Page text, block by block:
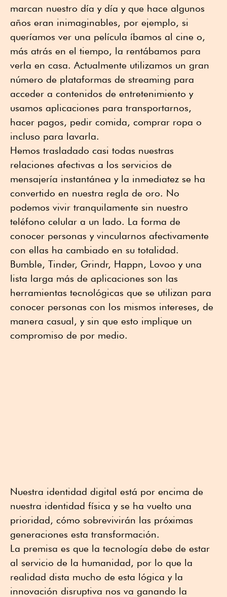
marcan nuestro día y día y que hace algunos
años eran inimaginables, por ejemplo, si
queríamos ver una película íbamos al cine o,
más atrás en el tiempo, la rentábamos para
verla en casa. Actualmente utilizamos un gran
número de plataformas de streaming para
acceder a contenidos de entretenimiento y
usamos aplicaciones para transportarnos,
hacer pagos, pedir comida, comprar ropa o
incluso para lavarla.
Hemos trasladado casi todas nuestras
relaciones afectivas a los servicios de
mensajería instantánea y la inmediatez se ha
convertido en nuestra regla de oro. No
podemos vivir tranquilamente sin nuestro
teléfono celular a un lado. La forma de
conocer personas y vincularnos afectivamente
con ellas ha cambiado en su totalidad.
Bumble, Tinder, Grindr, Happn, Lovoo y una
lista larga más de aplicaciones son las
herramientas tecnológicas que se utilizan para
conocer personas con los mismos intereses, de
manera casual, y sin que esto implique un
compromiso de por medio.
Nuestra identidad digital está por encima de
nuestra identidad física y se ha vuelto una
prioridad, cómo sobrevivirán las próximas
generaciones esta transformación.
La premisa es que la tecnología debe de estar
al servicio de la humanidad, por lo que la
realidad dista mucho de esta lógica y la
innovación disruptiva nos va ganando la